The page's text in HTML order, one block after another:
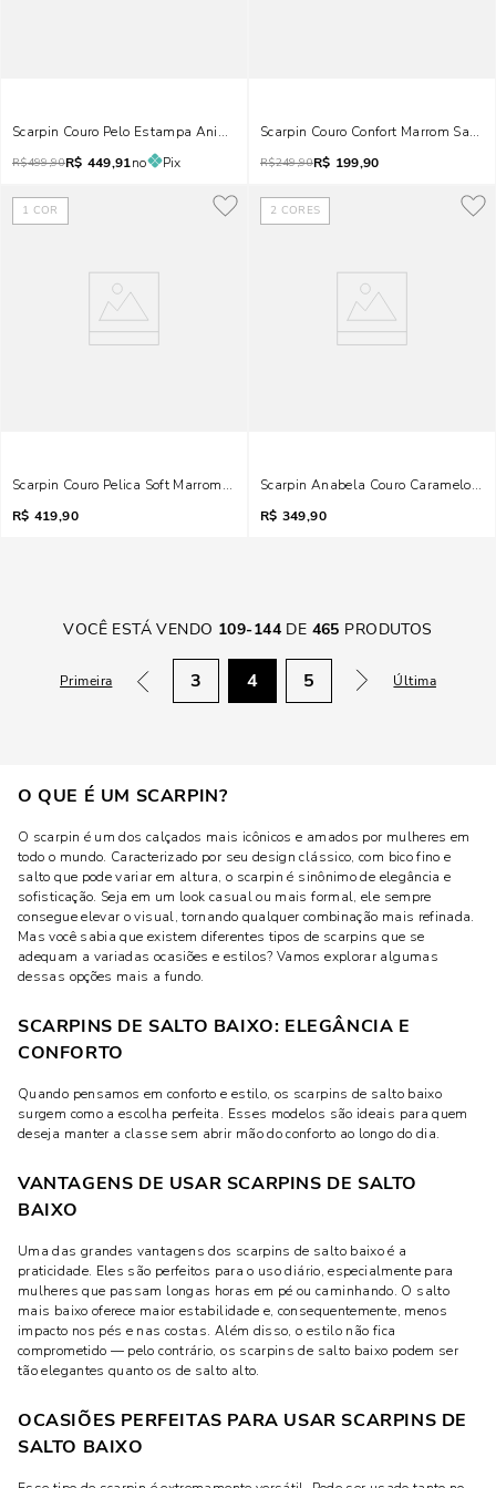
Scarpin Couro Pelo Estampa Animal Print Onça Bico Fino Metal
R$499,90R$ 449,91no Pix
Scarpin Couro Confort Marrom
R$249,90R$ 199,90
1 COR
Scarpin Couro Pelica Soft Marrom Doce De Leite Bico Fino Metal
R$ 419,90
2 CORES
Scarpin Anabela Couro Caramelo
R$ 349,90
VOCÊ ESTÁ VENDO 109-144 DE 465 PRODUTOS
Primeira 3 4 5 Última
O QUE É UM SCARPIN?
O scarpin é um dos calçados mais icônicos e amados por mulheres em
todo o mundo. Caracterizado por seu design clássico, com bico fino e
salto que pode variar em altura, o scarpin é sinônimo de elegância e
sofisticação. Seja em um look casual ou mais formal, ele sempre
consegue elevar o visual, tornando qualquer combinação mais refinada.
Mas você sabia que existem diferentes tipos de scarpins que se
adequam a variadas ocasiões e estilos? Vamos explorar algumas
dessas opções mais a fundo.
SCARPINS DE SALTO BAIXO: ELEGÂNCIA E
CONFORTO
Quando pensamos em conforto e estilo, os scarpins de salto baixo
surgem como a escolha perfeita. Esses modelos são ideais para quem
deseja manter a classe sem abrir mão do conforto ao longo do dia.
VANTAGENS DE USAR SCARPINS DE SALTO
BAIXO
Uma das grandes vantagens dos scarpins de salto baixo é a
praticidade. Eles são perfeitos para o uso diário, especialmente para
mulheres que passam longas horas em pé ou caminhando. O salto
mais baixo oferece maior estabilidade e, consequentemente, menos
impacto nos pés e nas costas. Além disso, o estilo não fica
comprometido — pelo contrário, os scarpins de salto baixo podem ser
tão elegantes quanto os de salto alto.
OCASIÕES PERFEITAS PARA USAR SCARPINS DE
SALTO BAIXO